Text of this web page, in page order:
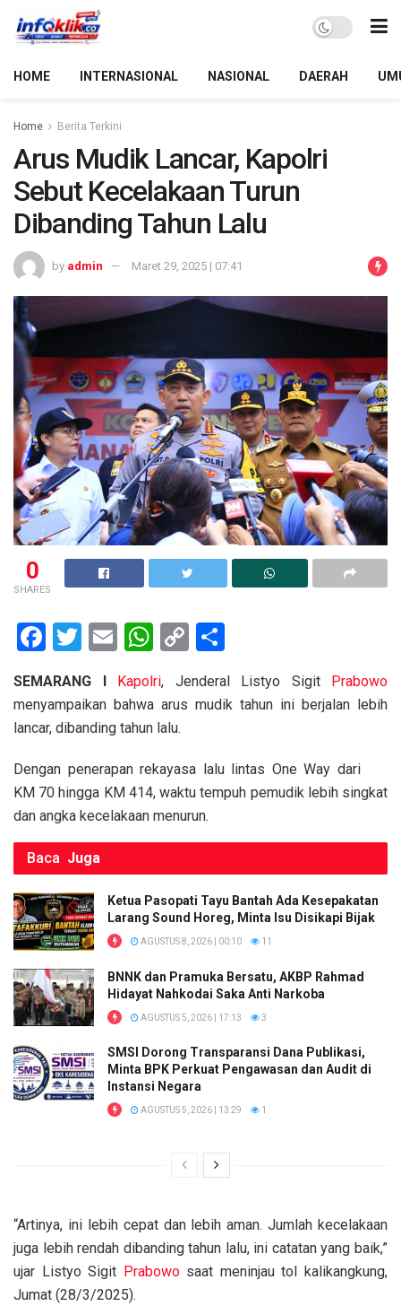
HOME INTERNASIONAL NASIONAL DAERAH
Home Berita Terkini
Arus Mudik Lancar, Kapolri
Sebut Kecelakaan Turun
Dibanding Tahun Lalu
by admin Maret 29, 2025 | 07:41
0
SHARES
F
ce
b
o
k
T
tt
er
E
ail
W
at
s
p
p
C
py
k
ar
SEMARANG I Kapolri, Jenderal Listyo Sigit
Prabowo
menyampaikan bahwa arus mudik tahun ini berjalan lebih
lancar, dibanding tahun lalu.
Dengan penerapan rekayasa lalu lintas One Way dari
KM 70 hingga KM 414, waktu tempuh pemudik lebih singkat
dan angka kecelakaan menurun.
Baca Juga
Ketua Pasopati Tayu Bantah Ada Kesepakatan
Larang Sound Horeg, Minta Isu Disikapi Bijak
AGUSTUS 8, 2026 | 00:10 11
BNNK dan Pramuka Bersatu, AKBP Rahmad
Hidayat Nahkodai Saka Anti Narkoba
AGUSTUS 5, 2026 | 17:13 3
SMSI Dorong Transparansi Dana Publikasi,
Minta BPK Perkuat Pengawasan dan Audit di
Instansi Negara
AGUSTUS 5, 2026 | 13:29 1
“Artinya, ini lebih cepat dan lebih aman. Jumlah kecelakaan
juga lebih rendah dibanding tahun lalu, ini catatan yang baik,”
ujar Listyo Sigit Prabowosaat meninjau tol kalikangkung,
Jumat (28/3/2025).